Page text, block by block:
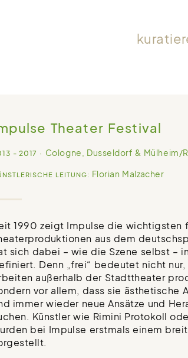
Theater Festival
- 2017 Cologne, Dusseldorf & Mülheim/
LEITUNG: Florian Malzacher
1990 zeigt Impulse die wichtigsten
aus dem
sich dabei – wie die Szene selbst –
Denn „frei“ bedeutet nicht
außerhalb der Stadttheater
vor allem, dass sie ästhetische
immer wieder neue Ansätze und
Künstler wie Rimini Protokoll
bei Impulse erstmals einem